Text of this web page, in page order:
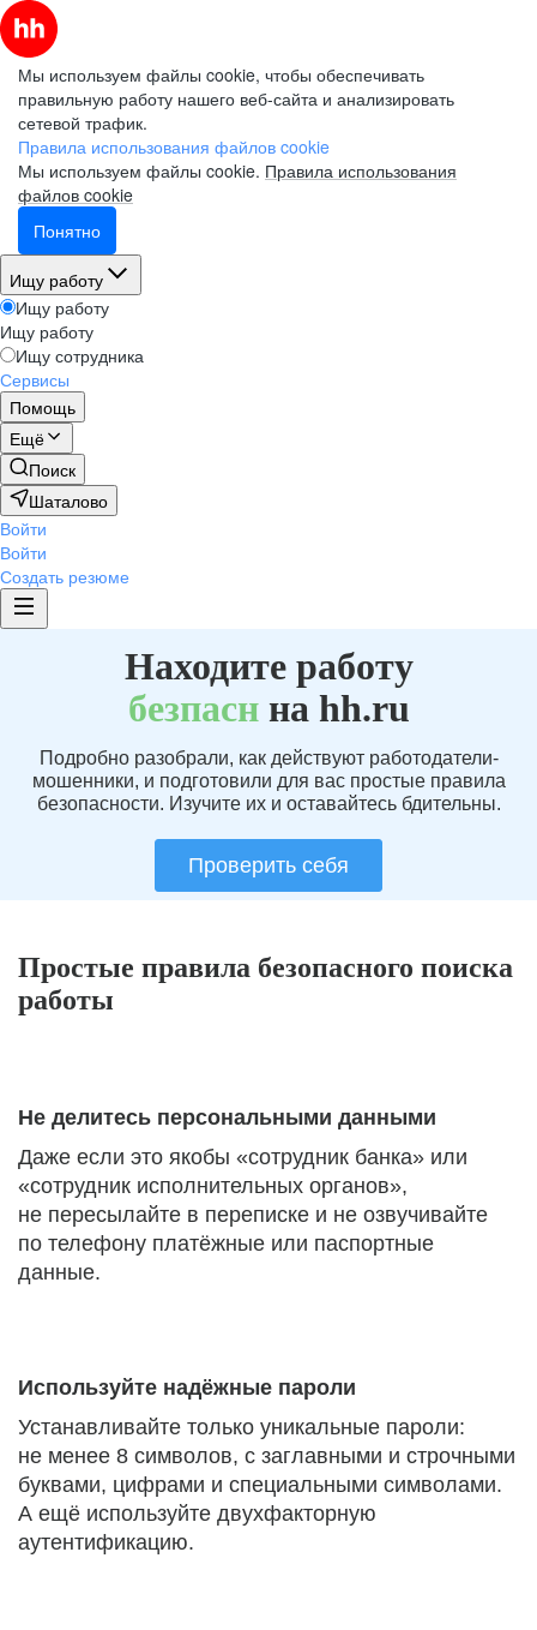
Мы используем файлы cookie, чтобы обеспечивать
правильную работу нашего веб-сайта и анализировать
сетевой трафик.
Правила использования файлов cookie
Мы используем файлы cookie. Правила использования
файлов cookie
Понятно
Ищу работу
Ищу работу
Ищу работу
Ищу сотрудника
Сервисы
Помощь
Ещё
Поиск
Шаталово
Войти
Войти
Создать резюме
Находите работу
безпаснна hh.ru
Подробно разобрали, как действуют работодатели-
мошенники, и подготовили для вас простые правила
безопасности. Изучите их и оставайтесь бдительны.
Проверить себя
Простые правила безопасного поиска
работы
Не делитесь персональными данными
Даже если это якобы «сотрудник банка» или
«сотрудник исполнительных органов»,
не пересылайте в переписке и не озвучивайте
по телефону платёжные или паспортные
данные.
Используйте надёжные пароли
Устанавливайте только уникальные пароли:
не менее 8 символов, с заглавными и строчными
буквами, цифрами и специальными символами.
А ещё используйте двухфакторную
аутентификацию.